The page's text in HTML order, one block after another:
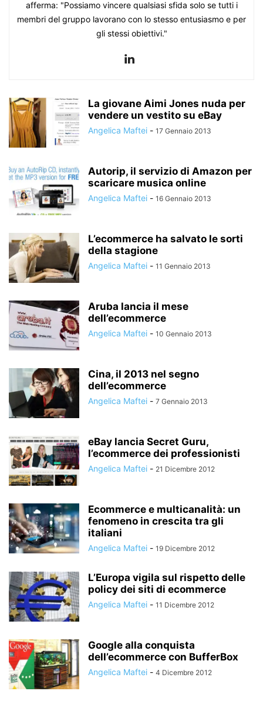
afferma: "Possiamo vincere qualsiasi sfida solo se tutti i
membri del gruppo lavorano con lo stesso entusiasmo e per
gli stessi obiettivi."
La giovane Aimi Jones nuda per
vendere un vestito su eBay
Angelica Maftei - 17 Gennaio 2013
Autorip, il servizio di Amazon per
scaricare musica online
Angelica Maftei - 16 Gennaio 2013
L’ecommerce ha salvato le sorti
della stagione
Angelica Maftei - 11 Gennaio 2013
Aruba lancia il mese
dell’ecommerce
Angelica Maftei - 10 Gennaio 2013
Cina, il 2013 nel segno
dell’ecommerce
Angelica Maftei - 7 Gennaio 2013
eBay lancia Secret Guru,
l’ecommerce dei professionisti
Angelica Maftei - 21 Dicembre 2012
Ecommerce e multicanalità: un
fenomeno in crescita tra gli
italiani
Angelica Maftei - 19 Dicembre 2012
L’Europa vigila sul rispetto delle
policy dei siti di ecommerce
Angelica Maftei - 11 Dicembre 2012
Google alla conquista
dell’ecommerce con BufferBox
Angelica Maftei - 4 Dicembre 2012